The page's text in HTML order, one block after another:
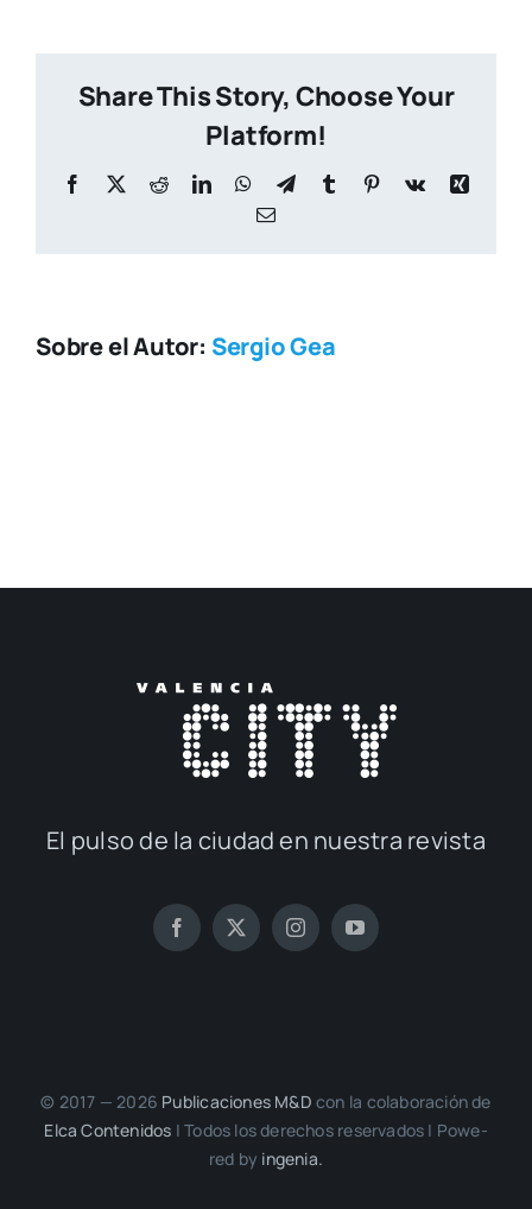
Share This Story, Choose Your
Platform!
Facebook
X RedditLinkedInWhatsApp
TelegramTumblr Pinterest
Vk
Xing
Correo
Sobre el Autor: Sergio Gea
El pul­so de la ciu­dad en nues­tra revis­ta
© 2017 — 2026 Publi­ca­cio­nes M&D con la cola­bo­ra­ción de
Elca Con­te­ni­dos | Todos los dere­chos reser­va­dos | Powe­
red by inge­nia.